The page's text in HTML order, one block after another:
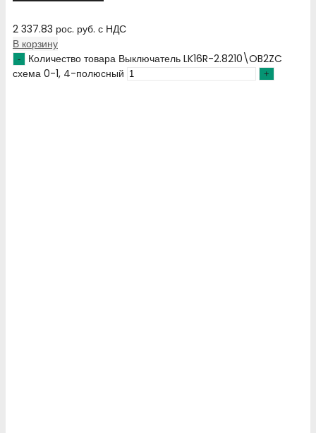
2 337.83 рос. руб. с НДС
В корзину
Количество товара Выключатель LK16R-2.8210\OB2ZC
схема 0-1, 4-полюсный